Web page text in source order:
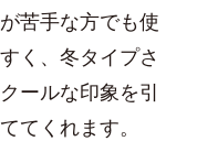
苦手な方でも使
く、冬タイプさ
ールな印象を引
てくれます。